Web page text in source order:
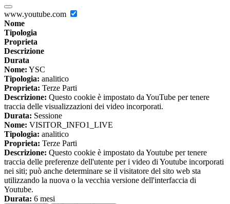
www.youtube.com
Nome
Tipologia
Proprieta
Descrizione
Durata
Nome: YSC
Tipologia: analitico
Proprieta: Terze Parti
Descrizione: Questo cookie è impostato da YouTube per tenere
traccia delle visualizzazioni dei video incorporati.
Durata: Sessione
Nome: VISITOR_INFO1_LIVE
Tipologia: analitico
Proprieta: Terze Parti
Descrizione: Questo cookie è impostato da Youtube per tenere
traccia delle preferenze dell'utente per i video di Youtube incorporati
nei siti; può anche determinare se il visitatore del sito web sta
utilizzando la nuova o la vecchia versione dell'interfaccia di
Youtube.
Durata: 6 mesi